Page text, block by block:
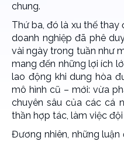
chung.
Thứ ba, đó là xu thế thay
doanh nghiệp đã phê
vài ngày trong tuần như
mang đến những lợi ích
lao động khi dung hòa
mô hình cũ – mới: vừa
chuyên sâu của các cá
thần hợp tác, làm việc
Đương nhiên, những